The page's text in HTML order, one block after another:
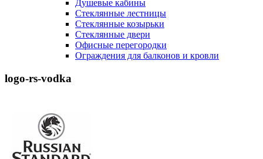
Душевые кабины
Cтеклянные лестницы
Cтеклянные козырьки
Cтеклянные двери
Офисные перегородки
Ограждения для балконов и кровли
logo-rs-vodka